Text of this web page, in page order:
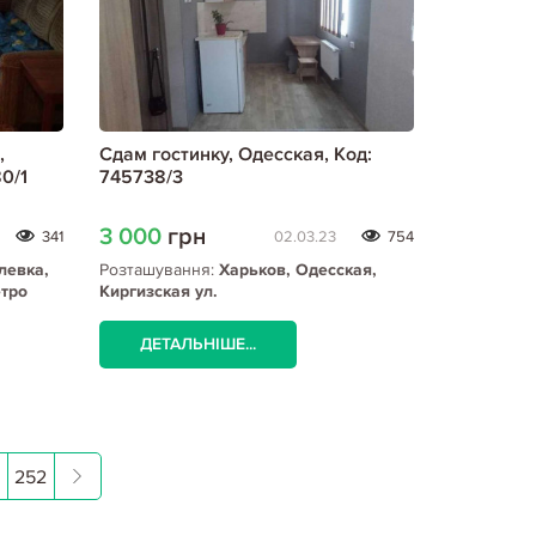
1
341
Сдам гостинку, Одесская, Код:
745738/3
3 000 грн 02.03.23 754
Розташування:Харьков, Одесская,
Киргизская ул.
ДЕТАЛЬНІШЕ...
252